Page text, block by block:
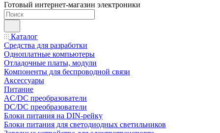
Готовый интернет-магазин электроники
Каталог
Средства для разработки
Одноплатные компьютеры
Отладочные платы, модули
Компоненты для беспроводной связи
Аксессуары
Питание
AC/DC преобразователи
DC/DC преобразователи
Блоки питания на DIN-рейку
Блоки питания для светодиодных светильников